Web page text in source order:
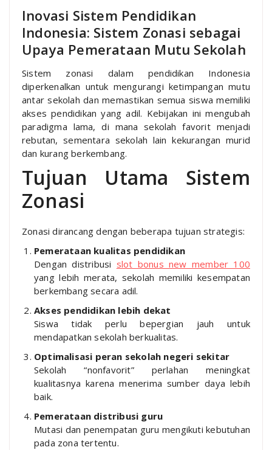
Inovasi Sistem Pendidikan
Indonesia: Sistem Zonasi sebagai
Upaya Pemerataan Mutu Sekolah
Sistem zonasi dalam pendidikan Indonesia
diperkenalkan untuk mengurangi ketimpangan mutu
antar sekolah dan memastikan semua siswa memiliki
akses pendidikan yang adil. Kebijakan ini mengubah
paradigma lama, di mana sekolah favorit menjadi
rebutan, sementara sekolah lain kekurangan murid
dan kurang berkembang.
Tujuan Utama Sistem
Zonasi
Zonasi dirancang dengan beberapa tujuan strategis:
Pemerataan kualitas pendidikan
Dengan distribusi slot bonus new member 100
yang lebih merata, sekolah memiliki kesempatan
berkembang secara adil.
Akses pendidikan lebih dekat
Siswa tidak perlu bepergian jauh untuk
mendapatkan sekolah berkualitas.
Optimalisasi peran sekolah negeri sekitar
Sekolah “nonfavorit” perlahan meningkat
kualitasnya karena menerima sumber daya lebih
baik.
Pemerataan distribusi guru
Mutasi dan penempatan guru mengikuti kebutuhan
pada zona tertentu.